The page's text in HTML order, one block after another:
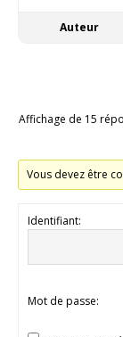
Auteur
Affichage de 15
Vous devez être
Identifiant:
Mot de passe: